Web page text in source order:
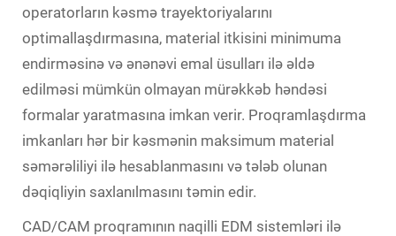
operatorların kəsmə trayektoriyalarını
optimallaşdırmasına, material itkisini minimuma
endirməsinə və ənənəvi emal üsulları ilə əldə
edilməsi mümkün olmayan mürəkkəb həndəsi
formalar yaratmasına imkan verir. Proqramlaşdırma
imkanları hər bir kəsmənin maksimum material
səmərəliliyi ilə hesablanmasını və tələb olunan
dəqiqliyin saxlanılmasını təmin edir.
CAD/CAM proqramının naqilli EDM sistemləri ilə